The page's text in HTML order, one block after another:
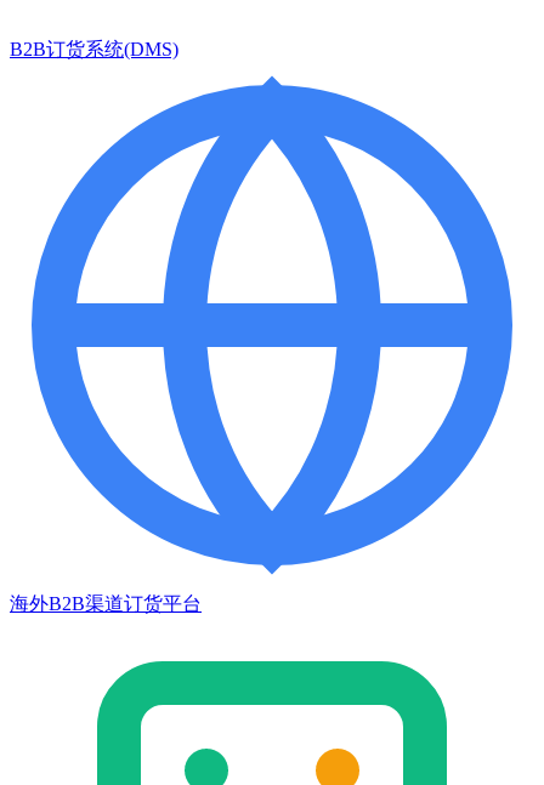
B2B订货系统(DMS)
海外B2B渠道订货平台